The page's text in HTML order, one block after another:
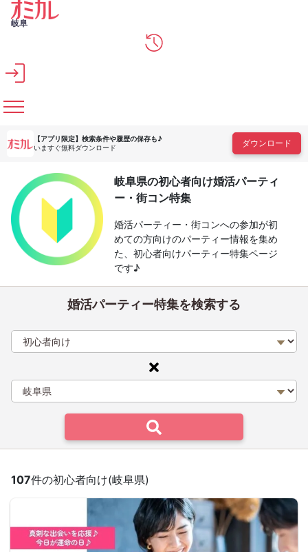
メインコンテンツへスキップ
岐阜
【アプリ限定】 検索条件や履歴の保存も♪
いますぐ無料ダウンロード
ダウンロード
岐阜県の初心者向け婚活パーティ
ー・街コン特集
婚活パーティー・街コンへの参加が初
めての方向けのパーティー情報を集め
た、初心者向けパーティー特集ページ
です♪
婚活パーティー特集を検索する
107件の初心者向け(岐阜県)